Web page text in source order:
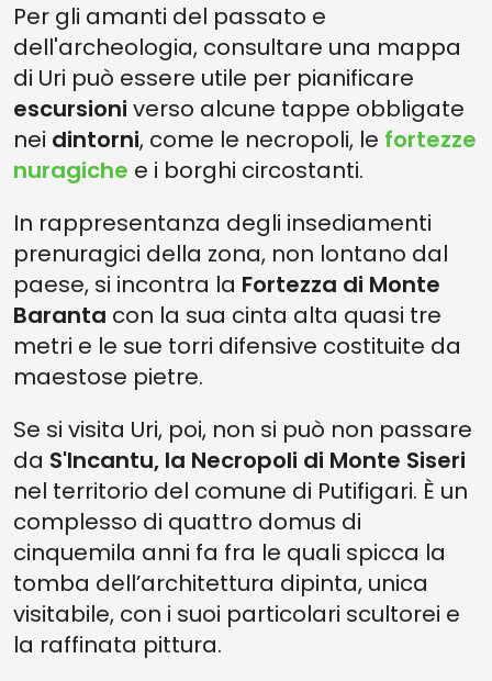
Per gli amanti del passato e
dell'archeologia, consultare una mappa
di Uri può essere utile per pianificare
escursioni verso alcune tappe obbligate
nei dintorni, come le necropoli, le fortezze
nuragiche e i borghi circostanti.
In rappresentanza degli insediamenti
prenuragici della zona, non lontano dal
paese, si incontra la Fortezza di Monte
Baranta con la sua cinta alta quasi tre
metri e le sue torri difensive costituite da
maestose pietre.
Se si visita Uri, poi, non si può non passare
da S'Incantu, la Necropoli di Monte Siseri
nel territorio del comune di Putifigari. È un
complesso di quattro domus di
cinquemila anni fa fra le quali spicca la
tomba dell’architettura dipinta, unica
visitabile, con i suoi particolari scultorei e
la raffinata pittura.